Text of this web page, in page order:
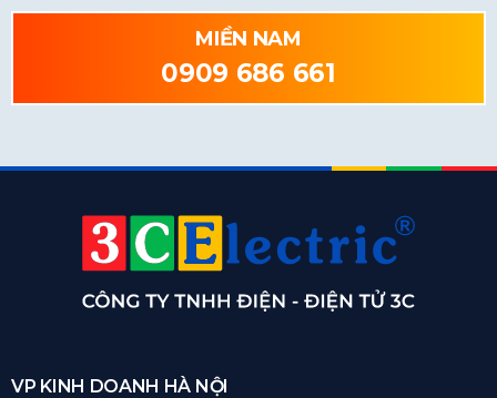
MIỀN NAM
0909 686 661
VP KINH DOANH HÀ NỘI